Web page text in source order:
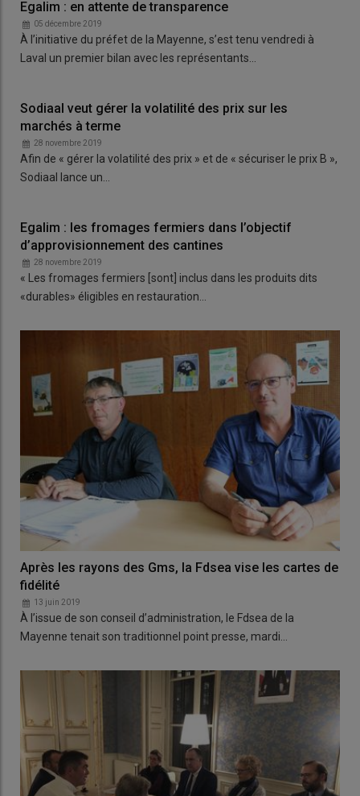
Egalim : en attente de transparence
05 décembre 2019
À l’initiative du préfet de la Mayenne, s’est tenu vendredi à
Laval un premier bilan avec les représentants…
Sodiaal veut gérer la volatilité des prix sur les
marchés à terme
28 novembre 2019
Afin de « gérer la volatilité des prix » et de « sécuriser le prix B »,
Sodiaal lance un…
Egalim : les fromages fermiers dans l’objectif
d’approvisionnement des cantines
28 novembre 2019
« Les fromages fermiers [sont] inclus dans les produits dits
«durables» éligibles en restauration…
Après les rayons des Gms, la Fdsea vise les cartes de
fidélité
13 juin 2019
À l’issue de son conseil d’administration, le Fdsea de la
Mayenne tenait son traditionnel point presse, mardi…